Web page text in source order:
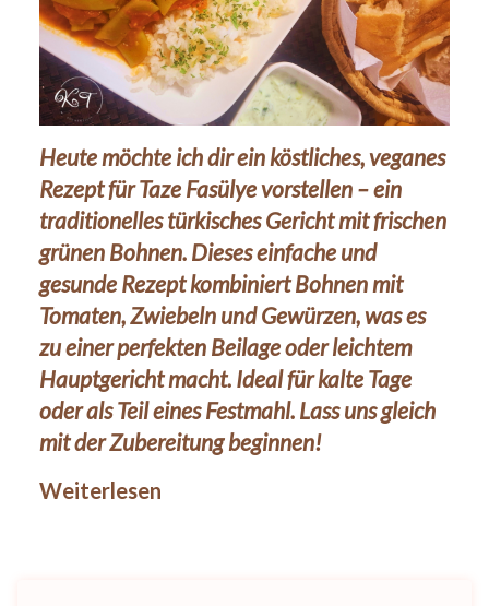
Heute möchte ich dir ein köstliches, veganes
Rezept für Taze Fasülye vorstellen – ein
traditionelles türkisches Gericht mit frischen
grünen Bohnen. Dieses einfache und
gesunde Rezept kombiniert Bohnen mit
Tomaten, Zwiebeln und Gewürzen, was es
zu einer perfekten Beilage oder leichtem
Hauptgericht macht. Ideal für kalte Tage
oder als Teil eines Festmahl. Lass uns gleich
mit der Zubereitung beginnen!
Weiterlesen